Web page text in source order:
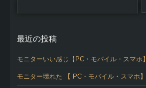
最近の投稿
モニターいい感じ【PC・モバイル・スマホ】
モニター壊れた 【 PC・モバイル・スマホ】